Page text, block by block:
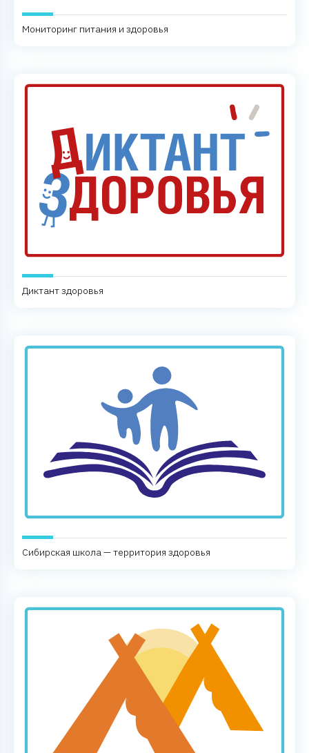
Мониторинг питания и здоровья
Диктант здоровья
Сибирская школа — территория здоровья